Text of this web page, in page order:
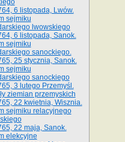
6 listopada, Lwów.
sejmiku
lwowskiego
6 listopada, Sanok.
sejmiku
sanockiego.
25 stycznia, Sanok.
sejmiku
sanockiego
3 lutego Przemyśl.
ziemian przemyskich
22 kwietnia, Wisznia.
sejmiku relacyjnego
22 maja, Sanok.
elekcyjne